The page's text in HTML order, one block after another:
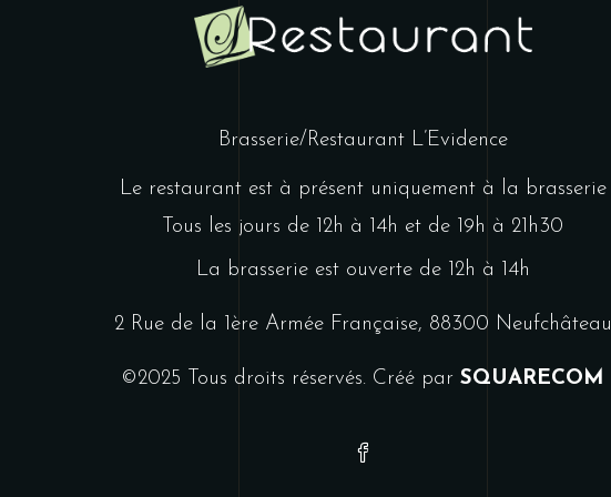
Brasserie/Restaurant L’Evidence
Le restaurant est à présent uniquement à la brasserie
Tous les jours de 12h à 14h et de 19h à 21h30
La brasserie est ouverte de 12h à 14h
2 Rue de la 1ère Armée Française, 88300 Neufchâteau
©2025 Tous droits réservés. Créé par SQUARECOM